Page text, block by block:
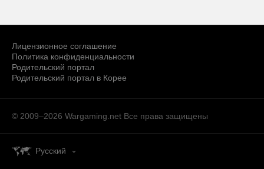
Лицензионное соглашение
Политика конфиденциальности
Родительский портал
Родительский портал в Корее
© 2009–2026 Wargaming.net Все права защищены
Русский